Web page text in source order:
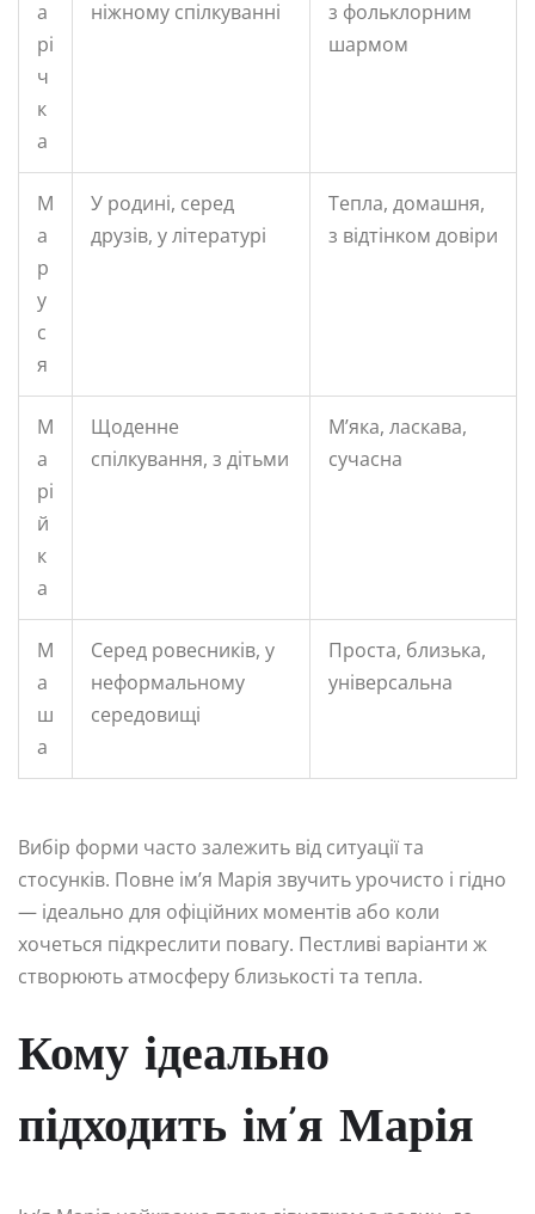
а
рі
ч
к
а
ніжному спілкуванні
з фольклорним
шармом
М
а
р
у
с
я
У родині, серед
друзів, у літературі
Тепла, домашня,
з відтінком довіри
М
а
рі
й
к
а
Щоденне
спілкування, з дітьми
М’яка, ласкава,
сучасна
М
а
ш
а
Серед ровесників, у
неформальному
середовищі
Проста, близька,
універсальна
Вибір форми часто залежить від ситуації та
стосунків. Повне ім’я Марія звучить урочисто і гідно
— ідеально для офіційних моментів або коли
хочеться підкреслити повагу. Пестливі варіанти ж
створюють атмосферу близькості та тепла.
Кому ідеально
підходить ім’я Марія